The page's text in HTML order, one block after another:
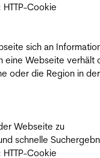
HTTP-Cookie
sich an
eine Webseite verhält
oder die Region in
Webseite zu
schnelle
HTTP-Cookie